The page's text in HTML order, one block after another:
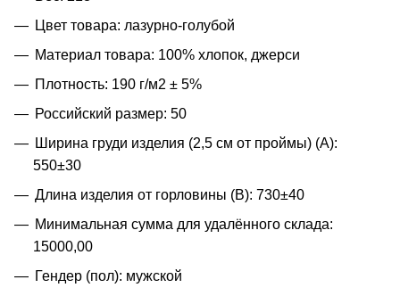
Цвет товара: лазурно-голубой
Материал товара: 100% хлопок, джерси
Плотность: 190 г/м2 ± 5%
Российский размер: 50
Ширина груди изделия (2,5 см от проймы) (A):
550±30
Длина изделия от горловины (B): 730±40
Минимальная сумма для удалённого склада:
15000,00
Гендер (пол): мужской